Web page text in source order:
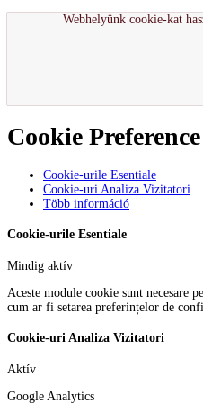
Webhelyünk cookie-kat
Cookie
Cookie-urile Esentiale
Cookie-uri Analiza Vizitatori
Több információ
Cookie-urile Esentiale
Mindig aktív
Aceste module cookie sunt necesare
cum ar fi setarea preferințelor de
Cookie-uri Analiza Vizitatori
Aktív
Google Analytics